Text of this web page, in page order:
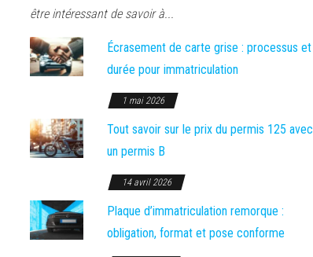
être intéressant de savoir à...
Écrasement de carte grise : processus et
durée pour immatriculation
1 mai 2026
Tout savoir sur le prix du permis 125 avec
un permis B
14 avril 2026
Plaque d’immatriculation remorque :
obligation, format et pose conforme